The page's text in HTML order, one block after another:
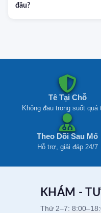
đâu?
Tê Tại Chỗ
Không đau trong suốt quá
Theo Dõi Sau Mổ
Hỗ trợ, giải đáp 24/7
KHÁM -
Thứ 2–7: